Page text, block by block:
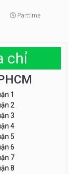
Parttime
chỉ
1
2
3
4
5
6
7
8